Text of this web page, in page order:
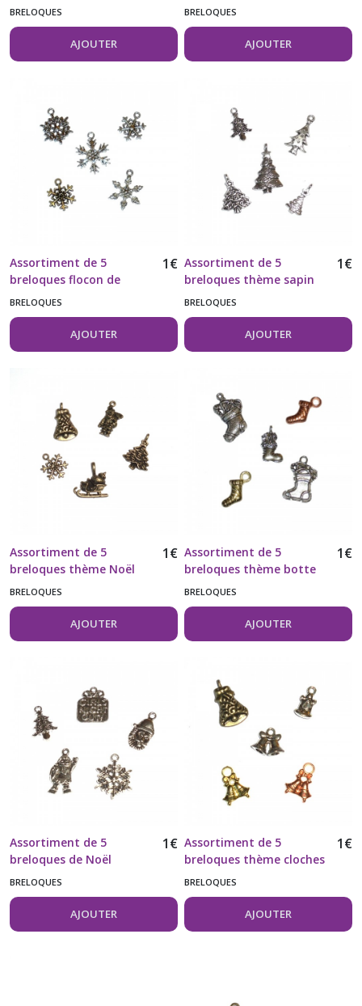
l'unité
BRELOQUES
AJOUTER
couleur argent vieilli
BRELOQUES
AJOUTER
Assortiment de 5
breloques flocon de
neige
1€
BRELOQUES
AJOUTER
Assortiment de 5
breloques thème sapin
de Noël
1€
BRELOQUES
AJOUTER
Assortiment de 5
breloques thème Noël
couleur bronze
1€
BRELOQUES
AJOUTER
Assortiment de 5
breloques thème botte
de Noël
1€
BRELOQUES
AJOUTER
Assortiment de 5
breloques de Noël
couleur argent vieilli
1€
BRELOQUES
AJOUTER
Assortiment de 5
breloques thème cloches
de Noël
1€
BRELOQUES
AJOUTER